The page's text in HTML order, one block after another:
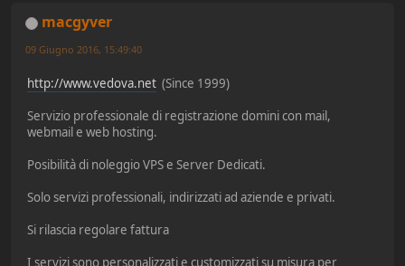
macgyver
09 Giugno 2016, 15:49:40
http://www.vedova.net (Since 1999)
Servizio professionale di registrazione domini con mail,
webmail e web hosting.
Posibilità di noleggio VPS e Server Dedicati.
Solo servizi professionali, indirizzati ad aziende e privati.
Si rilascia regolare fattura
I servizi sono personalizzati e customizzati su misura per